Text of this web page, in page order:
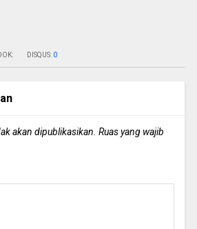
DISQUS: 0
akan dipublikasikan. Ruas yang wajib